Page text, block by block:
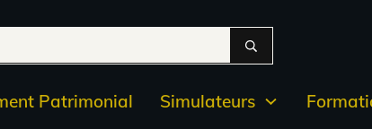
Patrimonial Simulateurs